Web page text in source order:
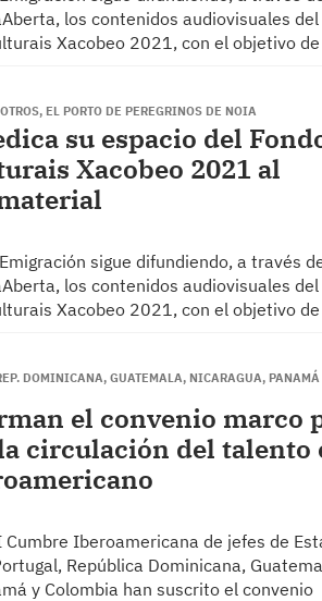
los contenidos audiovisuales del
Xacobeo 2021, con el objetivo
EL PORTO DE PEREGRINOS DE NOIA
su espacio del
Xacobeo 2021 al
sigue difundiendo, a través
los contenidos audiovisuales del
Xacobeo 2021, con el objetivo
DOMINICANA, GUATEMALA, NICARAGUA, PANAMÁ
el convenio marco
circulación del talento
Cumbre Iberoamericana de jefes de
República Dominicana,
y Colombia han suscrito el convenio